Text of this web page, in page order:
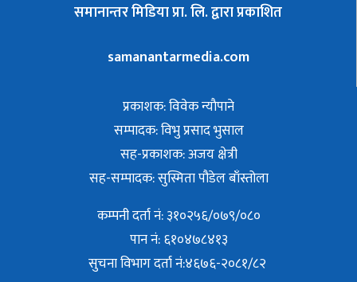
समानान्तर मिडिया प्रा. लि. द्वारा प्रकाशित
samanantarmedia.com
प्रकाशक: विवेक न्याैपाने
सम्पादक: विभु प्रसाद भुसाल
सह-प्रकाशक: अजय क्षेत्री
सह-सम्पादक: सुस्मिता पौडेल बाँस्तोला
कम्पनी दर्ता नं: ३१०२५६/०७९/०८०
पान नं: ६१०४७८४१३
सुचना विभाग दर्ता नं:४६७६-२०८१/८२